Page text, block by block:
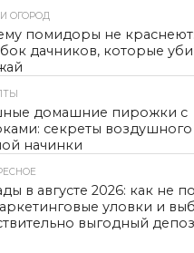
ОГОРОД
помидоры не
дачников, которые
домашние пирожки с
секреты воздушного
начинки
в августе 2026: как не
уловки и
выгодный